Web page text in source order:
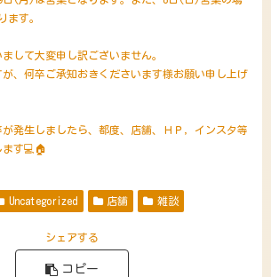
ます。
して大変申し訳ございません。
、何卒ご承知おきくださいます様お願い申し上げ
発生しましたら、都度、店舗、ＨＰ，インスタ等
ます💻🏠
Uncategorized 店舗 雑談
シェアする
コピー